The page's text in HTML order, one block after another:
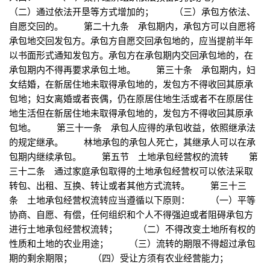
（二）通过依法开垦等方式增加的； （三）承包方依法、
自愿交回的。 第二十九条 承包期内，承包方可以自愿将
承包地交回发包方。承包方自愿交回承包地的，应当提前半年
以书面形式通知发包方。承包方在承包期内交回承包地的，在
承包期内不得再要求承包土地。 第三十条 承包期内，妇
女结婚，在新居住地未取得承包地的，发包方不得收回其原承
包地；妇女离婚或者丧偶，仍在原居住地生活或者不在原居住
地生活但在新居住地未取得承包地的，发包方不得收回其原承
包地。 第三十一条 承包人应得的承包收益，依照继承法
的规定继承。 林地承包的承包人死亡，其继承人可以在承
包期内继续承包。 第五节 土地承包经营权的流转 第
三十二条 通过家庭承包取得的土地承包经营权可以依法采取
转包、出租、互换、转让或者其他方式流转。 第三十三
条 土地承包经营权流转应当遵循以下原则： （一）平等
协商、自愿、有偿，任何组织和个人不得强迫或者阻碍承包方
进行土地承包经营权流转； （二）不得改变土地所有权的
性质和土地的农业用途； （三）流转的期限不得超过承包
期的剩余期限； （四）受让方须有农业经营能力；